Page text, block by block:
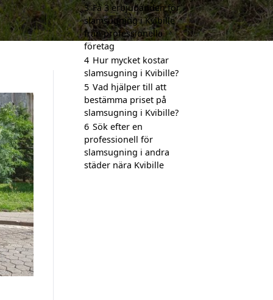
3 Få 3 erbjudanden för
slamsugning i Kvibille
från professionella
företag
4 Hur mycket kostar
slamsugning i Kvibille?
5 Vad hjälper till att
bestämma priset på
slamsugning i Kvibille?
6 Sök efter en
professionell för
slamsugning i andra
städer nära Kvibille